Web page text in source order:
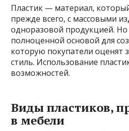
Пластик — материал,
прежде всего, с массовыми
одноразовой продукцией. Но
полноценной основой для
которую покупатели оценят
стиль. Использование
возможностей.
Виды пластиков,
в мебели